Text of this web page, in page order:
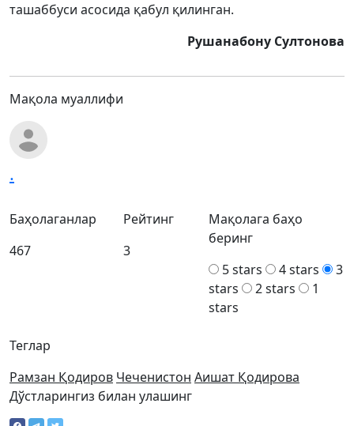
ташаббуси асосида қабул қилинган.
Рушанабону Султонова
Мақола муаллифи
.
Теглар
Рамзан Қодиров Чеченистон Аишат Қодирова
Баҳолаганлар
467
Рейтинг
3
Мақолага баҳо
беринг
5 stars
4 stars
3
stars
2 stars
1
stars
Дўстларингиз билан улашинг